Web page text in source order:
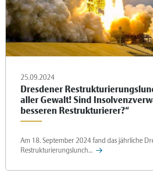
25.09.2024
Dresdener
aller Gewalt! Sind
besseren Restrukturierer?“
Am 18. September 2024 fand das jährliche
Restrukturierungslunch...